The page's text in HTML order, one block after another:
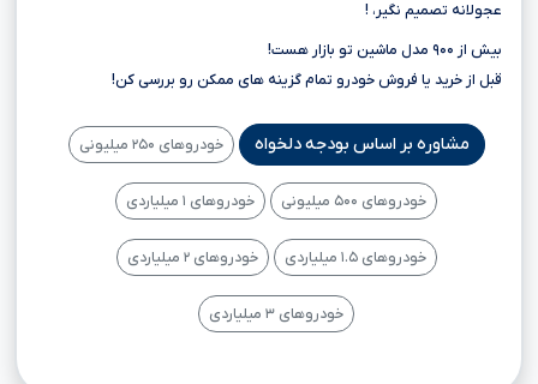
عجولانه تصمیم نگیر، !
بیش از ۹۰۰ مدل ماشین تو بازار هست!
قبل از خرید یا فروش خودرو تمام گزینه های ممکن رو بررسی کن!
مشاوره بر اساس بودجه دلخواه خودروهای ۲۵۰ میلیونی
خودروهای ۵۰۰ میلیونی خودروهای ۱ میلیاردی
خودروهای ۱.۵ میلیاردی خودروهای ۲ میلیاردی
خودروهای ۳ میلیاردی